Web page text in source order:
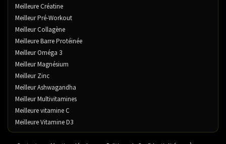
Meilleure Créatine
Meilleur Pré-Workout
Meilleur Collagène
Meilleure Barre Protéinée
Meilleur Oméga 3
Meilleur Magnésium
Meilleur Zinc
Meilleur Ashwagandha
Meilleur Multivitamines
Meilleure vitamine C
Meilleure Vitamine D3